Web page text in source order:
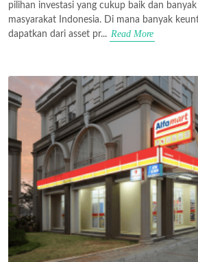
pilihan investasi yang cukup baik dan
masyarakat Indonesia. Di mana banyak
dapatkan dari asset pr... Read More